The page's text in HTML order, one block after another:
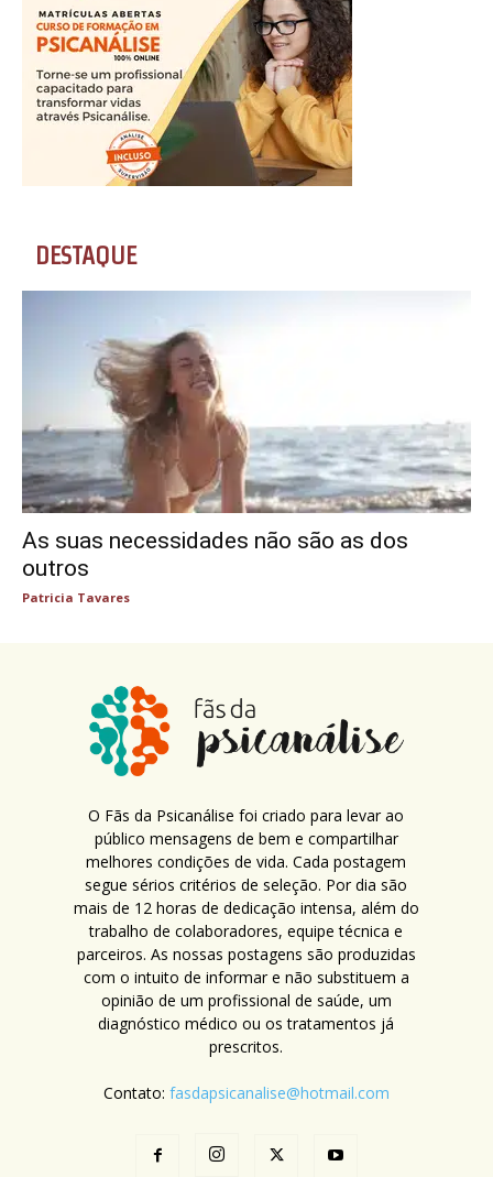
DESTAQUE
As suas necessidades não são as dos
outros
Patricia Tavares
O Fãs da Psicanálise foi criado para levar ao
público mensagens de bem e compartilhar
melhores condições de vida. Cada postagem
segue sérios critérios de seleção. Por dia são
mais de 12 horas de dedicação intensa, além do
trabalho de colaboradores, equipe técnica e
parceiros. As nossas postagens são produzidas
com o intuito de informar e não substituem a
opinião de um profissional de saúde, um
diagnóstico médico ou os tratamentos já
prescritos.
Contato: fasdapsicanalise@hotmail.com